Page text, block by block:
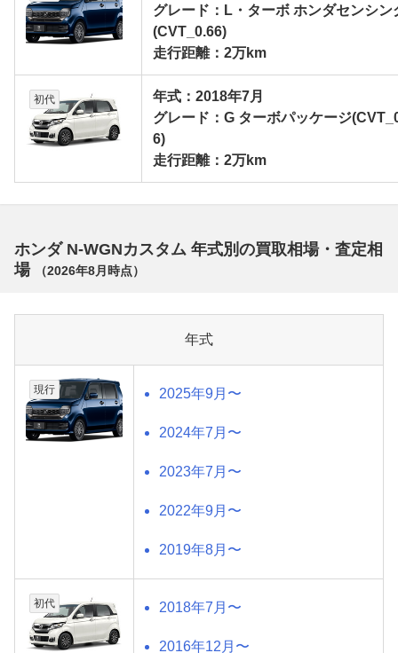
グレード：L・ターボ ホンダセンシン
(CVT_0.66)
走行距離：2万km
初代
年式：2018年7月
グレード：G ターボパッケージ
6)
走行距離：2万km
ホンダ N-WGNカスタム 年式別の買取相場・査定相
場
（2026年8月 時点）
年式
現行 2025年9月〜
2024年7月〜
2023年7月〜
2022年9月〜
2019年8月〜
初代 2018年7月〜
2016年12月〜